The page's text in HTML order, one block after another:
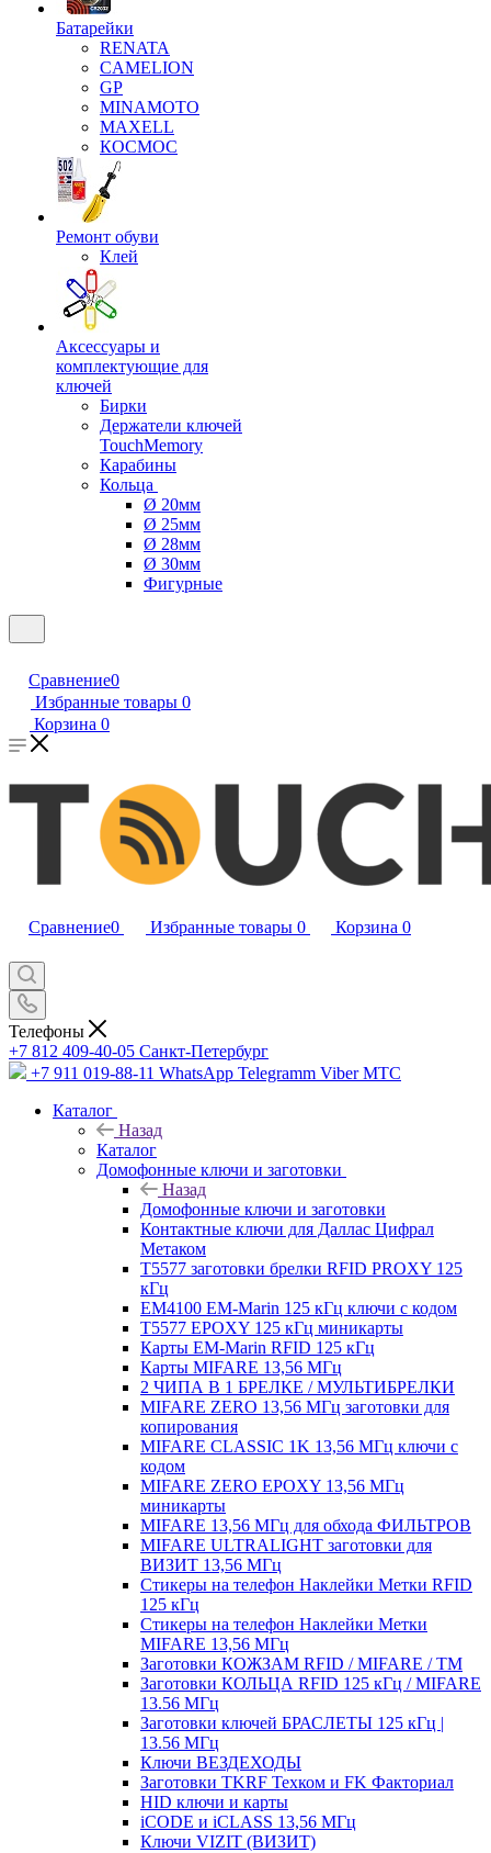
Батарейки
RENATA
CAMELION
GP
MINAMOTO
MAXELL
КОСМОС
Ремонт обуви
Клей
Аксессуары и
комплектующие для
ключей
Бирки
Держатели ключей
TouchMemory
Карабины
Кольца
Ø 20мм
Ø 25мм
Ø 28мм
Ø 30мм
Фигурные
Сравнение0
Избранные товары 0
Корзина 0
Сравнение0 Избранные товары 0 Корзина 0
Телефоны
+7 812 409-40-05 Санĸт-Петербург
+7 911 019-88-11 WhatsApp Telegramm Viber МТС
Каталог
Назад
Каталог
Домофонные ключи и заготовки
Назад
Домофонные ключи и заготовки
Контактные ключи для Даллас Цифрал
Метаком
T5577 заготовки брелки RFID PROXY 125
кГц
EM4100 EM-Marin 125 кГц ключи с кодом
T5577 EPOXY 125 кГц миникарты
Карты EM-Marin RFID 125 кГц
Карты MIFARE 13,56 МГц
2 ЧИПА В 1 БРЕЛКЕ / МУЛЬТИБРЕЛКИ
MIFARE ZERO 13,56 МГц заготовки для
копирования
MIFARE CLASSIC 1K 13,56 МГц ключи с
кодом
MIFARE ZERO EPOXY 13,56 МГц
миникарты
MIFARE 13,56 МГц для обхода ФИЛЬТРОВ
MIFARE ULTRALIGHT заготовки для
ВИЗИТ 13,56 МГц
Стикеры на телефон Наклейки Метки RFID
125 кГц
Стикеры на телефон Наклейки Метки
MIFARE 13,56 МГц
Заготовки КОЖЗАМ RFID / MIFARE / TM
Заготовки КОЛЬЦА RFID 125 кГц / MIFARE
13.56 МГц
Заготовки ключей БРАСЛЕТЫ 125 кГц |
13.56 МГц
Ключи ВЕЗДЕХОДЫ
Заготовки TKRF Техком и FK Факториал
HID ключи и карты
iCODE и iCLASS 13,56 МГц
Ключи VIZIT (ВИЗИТ)